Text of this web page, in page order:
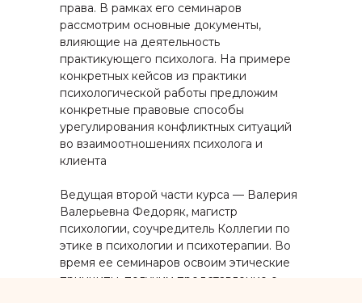
права. В рамках его семинаров
рассмотрим основные документы,
влияющие на деятельность
практикующего психолога. На примере
конкретных кейсов из практики
психологической работы предложим
конкретные правовые способы
урегулирования конфликтных ситуаций
во взаимоотношениях психолога и
клиента
Ведущая второй части курса — Валерия
Валерьевна Федоряк, магистр
психологии, соучредитель Коллегии по
этике в психологии и психотерапии. Во
время ее семинаров освоим этические
принципы, получим представление о